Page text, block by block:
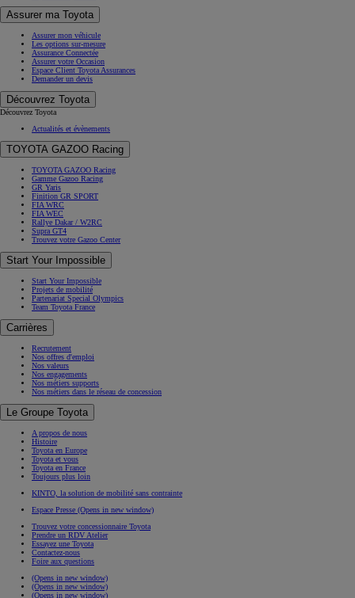
Assurer ma Toyota
Assurer mon véhicule
Les options sur-mesure
Assurance Connectée
Assurer votre Occasion
Espace Client Toyota Assurances
Demander un devis
Découvrez Toyota
Découvrez Toyota
Actualités et évènements
TOYOTA GAZOO Racing
TOYOTA GAZOO Racing
Gamme Gazoo Racing
GR Yaris
Finition GR SPORT
FIA WRC
FIA WEC
Rallye Dakar / W2RC
Supra GT4
Trouvez votre Gazoo Center
Start Your Impossible
Start Your Impossible
Projets de mobilité
Partenariat Special Olympics
Team Toyota France
Carrières
Recrutement
Nos offres d'emploi
Nos valeurs
Nos engagements
Nos métiers supports
Nos métiers dans le réseau de concession
Le Groupe Toyota
A propos de nous
Histoire
Toyota en Europe
Toyota et vous
Toyota en France
Toujours plus loin
KINTO, la solution de mobilité sans contrainte
Espace Presse (Opens in new window)
Trouvez votre concessionnaire Toyota
Prendre un RDV Atelier
Essayez une Toyota
Contactez-nous
Foire aux questions
(Opens in new window)
(Opens in new window)
(Opens in new window)